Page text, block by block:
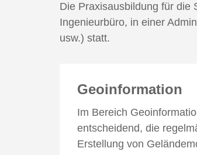
Die Praxisausbildung für die
Ingenieurbüro, in einer
usw.) statt.
Geoinformation
Im Bereich
entscheidend, die
Erstellung von